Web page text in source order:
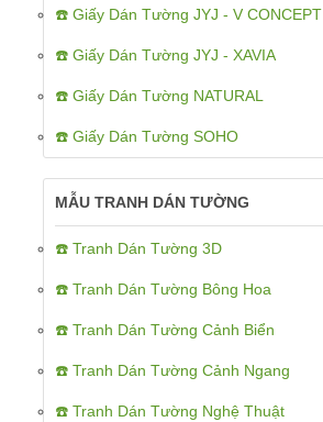
☎️ Giấy Dán Tường JYJ - V CONCEPT
☎️ Giấy Dán Tường JYJ - XAVIA
☎️ Giấy Dán Tường NATURAL
☎️ Giấy Dán Tường SOHO
MẪU TRANH DÁN TƯỜNG
☎️ Tranh Dán Tường 3D
☎️ Tranh Dán Tường Bông Hoa
☎️ Tranh Dán Tường Cảnh Biển
☎️ Tranh Dán Tường Cảnh Ngang
☎️ Tranh Dán Tường Nghệ Thuật